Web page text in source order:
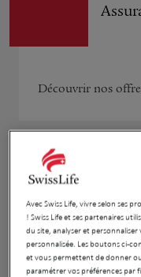
Découvrir nos
Découvrir nos
Avec Swiss Life, vivre selon ses
! Swiss Life et ses partenaires
du site, analyser et
personnalisée. Les boutons ci-
et vous permettent de donner
paramétrer vos préférences par